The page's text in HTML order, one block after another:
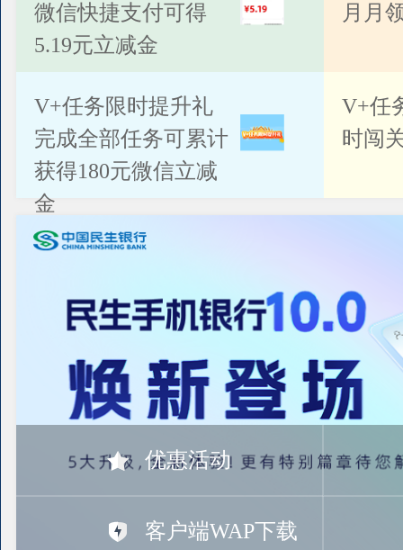
微信快捷支付可得
5.19元立减金
月月
V+任务限时提升礼
完成全部任务可累计
获得180元微信立减
金
V+任
时闯
优惠活动
客户端WAP下载